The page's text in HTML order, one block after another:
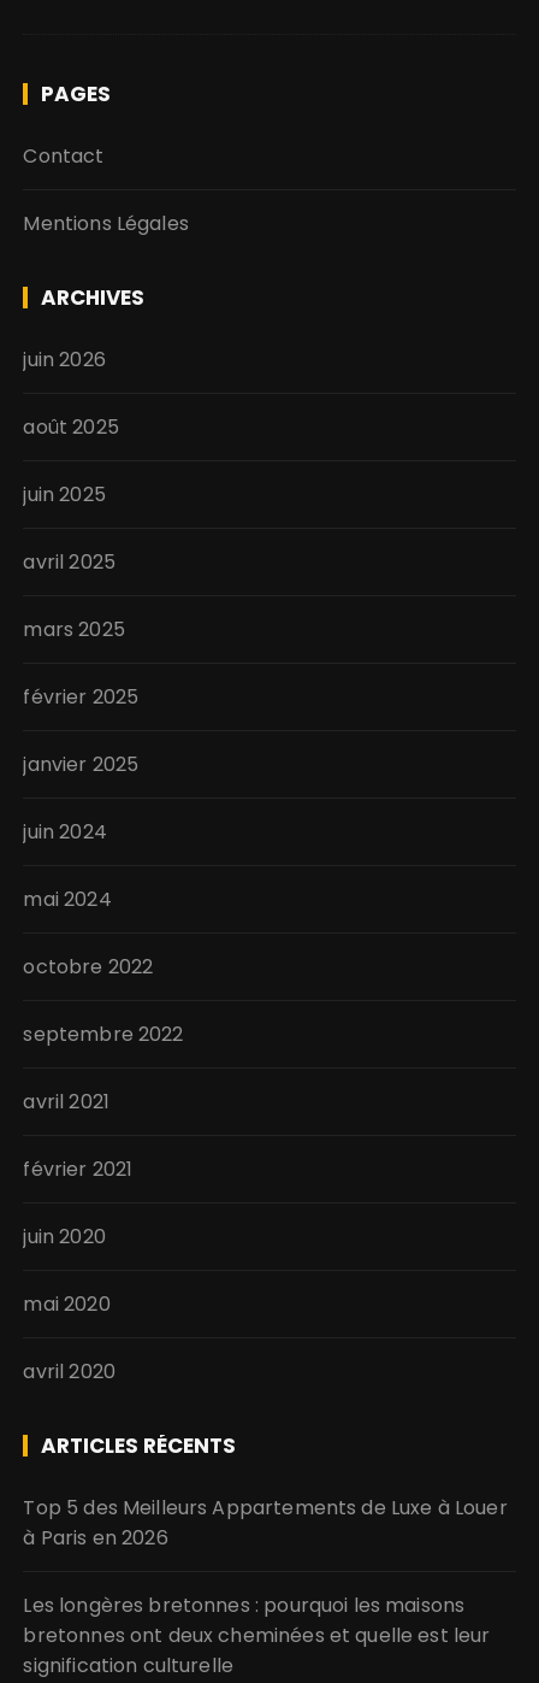
PAGES
Contact
Mentions Légales
ARCHIVES
juin 2026
août 2025
juin 2025
avril 2025
mars 2025
février 2025
janvier 2025
juin 2024
mai 2024
octobre 2022
septembre 2022
avril 2021
février 2021
juin 2020
mai 2020
avril 2020
ARTICLES RÉCENTS
Top 5 des Meilleurs Appartements de Luxe à Louer
à Paris en 2026
Les longères bretonnes : pourquoi les maisons
bretonnes ont deux cheminées et quelle est leur
signification culturelle